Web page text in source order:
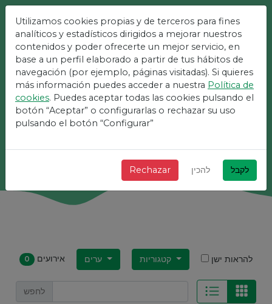
הפלטפורמה הקלה ביותר
לאירועים
+ מהיר + פשוט ובחינם!
לחפש
0 אירועים להראות ישן
לחפש
Utilizamos cookies propias y de terceros para fines
analíticos y estadísticos dirigidos a mejorar nuestros
contenidos y poder ofrecerte un mejor servicio, en
base a un perfil elaborado a partir de tus hábitos de
navegación (por ejemplo, páginas visitadas). Si quieres
más información puedes acceder a nuestra Política de
cookies. Puedes aceptar todas las cookies pulsando el
botón “Aceptar” o configurarlas o rechazar su uso
pulsando el botón “Configurar”
Rechazar להכין לקבל